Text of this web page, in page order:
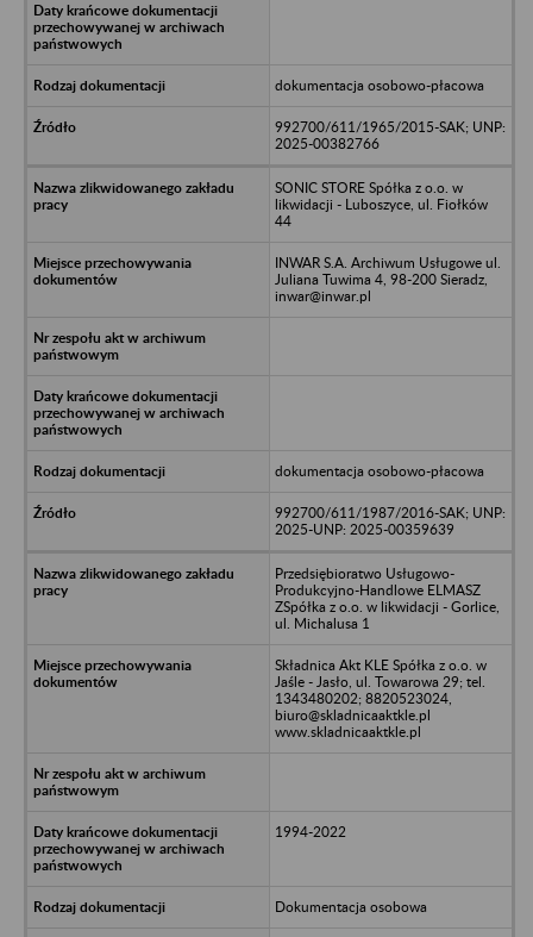
dokumentacja osobowo-płacowa
992700/611/1965/2015-SAK; UNP:
2025-00382766
SONIC STORE Spółka z o.o. w
likwidacji - Luboszyce, ul. Fiołków
44
INWAR S.A. Archiwum Usługowe ul.
Juliana Tuwima 4, 98-200 Sieradz,
inwar@inwar.pl
dokumentacja osobowo-płacowa
992700/611/1987/2016-SAK; UNP:
2025-UNP: 2025-00359639
Przedsiębioratwo Usługowo-
Produkcyjno-Handlowe ELMASZ
ZSpółka z o.o. w likwidacji - Gorlice,
ul. Michalusa 1
Składnica Akt KLE Spółka z o.o. w
Jaśle - Jasło, ul. Towarowa 29; tel.
1343480202; 8820523024,
biuro@skladnicaaktkle.pl
www.skladnicaaktkle.pl
1994-2022
Dokumentacja osobowa